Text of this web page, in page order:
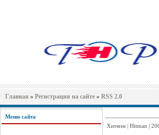
Главная » Регистрация на сайте » RSS 2.0
Меню сайта
Хитмэн | Hitman |